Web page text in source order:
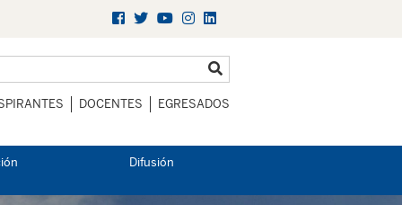
DOCENTES EGRESADOS
Difusión